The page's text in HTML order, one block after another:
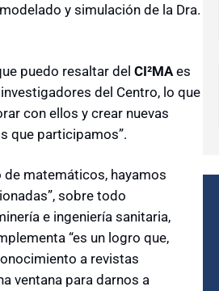
y simulación de la Dra.
puedo resaltar del CI²MA es
del Centro, lo que
con ellos y crear nuevas
que participamos”.
de matemáticos, hayamos
sobre todo
e ingeniería sanitaria,
“es un logro que,
a revistas
ventana para darnos a